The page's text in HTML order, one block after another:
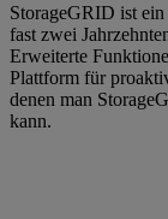
StorageGRID ist
fast zwei
Erweiterte
Plattform für
denen man
kann.